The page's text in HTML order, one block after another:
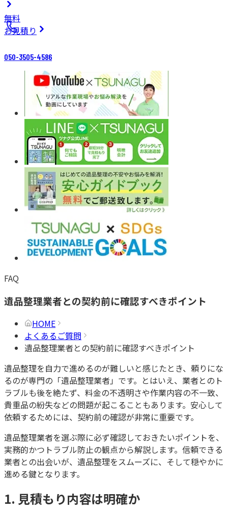
無料
お見積り
050-3505-4586
FAQ
遺品整理業者との契約前に確認すべきポイント
HOME
よくあるご質問
遺品整理業者との契約前に確認すべきポイント
遺品整理を自力で進めるのが難しいと感じたとき、頼りにな
るのが専門の「遺品整理業者」です。とはいえ、業者とのト
ラブルも後を絶たず、料金の不透明さや作業内容の不一致、
貴重品の紛失などの問題が起こることもあります。安心して
依頼するためには、契約前の確認が非常に重要です。
遺品整理業者を選ぶ際に必ず確認しておきたいポイントを、
実務的かつトラブル防止の観点から解説します。信頼できる
業者との出会いが、遺品整理をスムーズに、そして穏やかに
進める鍵となります。
1. 見積もり内容は明確か